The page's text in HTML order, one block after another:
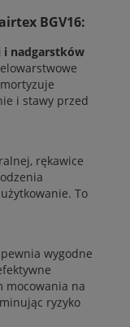
BGV16:
i nadgarstków
i stawy przed
rękawice
To
wygodne
mocowania na
ryzyko